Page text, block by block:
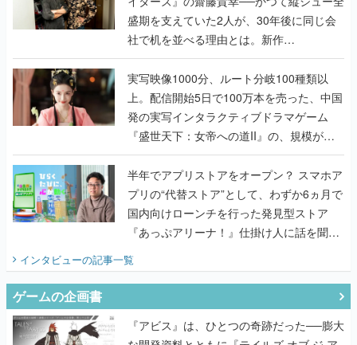
盛期を支えていた2人が、30年後に同じ会
社で机を並べる理由とは。新作
『TATSUJIN EXTREME』で初タッグを組
んだレジェンド2人に訊く開発秘話
実写映像1000分、ルート分岐100種類以
上。配信開始5日で100万本を売った、中国
発の実写インタラクティブドラマゲーム
『盛世天下：女帝への道II』の、規模が違
うこだわりをプロデューサーに聞いた
半年でアプリストアをオープン？ スマホア
プリの“代替ストア”として、わずか6ヵ月で
国内向けローンチを行った発見型ストア
『あっぷアリーナ！』仕掛け人に話を聞い
インタビューの記事一覧
ゲームの企画書
『アビス』は、ひとつの奇跡だった──膨大